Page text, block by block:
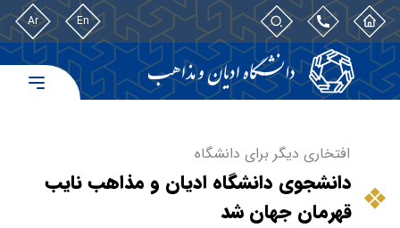
En
Ar
افتخاری دیگر برای دانشگاه
دانشجوی دانشگاه ادیان و مذاهب نایب
قهرمان جهان شد